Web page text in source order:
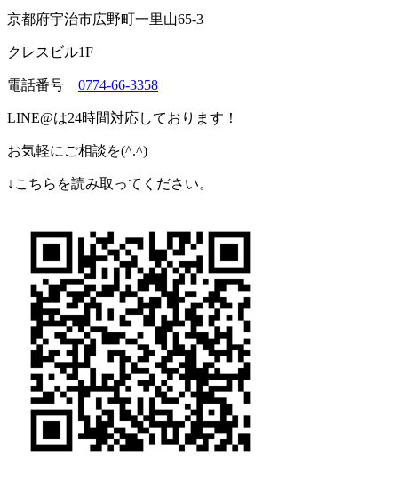
京都府宇治市広野町一里山65-3
クレスビル1F
電話番号 0774-66-3358
LINE@は24時間対応しております！
お気軽にご相談を(^.^)
↓ こちらを読み取ってください。